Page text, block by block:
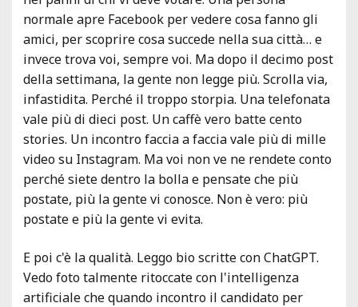
normale apre Facebook per vedere cosa fanno gli
amici, per scoprire cosa succede nella sua città… e
invece trova voi, sempre voi. Ma dopo il decimo post
della settimana, la gente non legge più. Scrolla via,
infastidita. Perché il troppo storpia. Una telefonata
vale più di dieci post. Un caffè vero batte cento
stories. Un incontro faccia a faccia vale più di mille
video su Instagram. Ma voi non ve ne rendete conto
perché siete dentro la bolla e pensate che più
postate, più la gente vi conosce. Non è vero: più
postate e più la gente vi evita.
E poi c'è la qualità. Leggo bio scritte con ChatGPT.
Vedo foto talmente ritoccate con l'intelligenza
artificiale che quando incontro il candidato per